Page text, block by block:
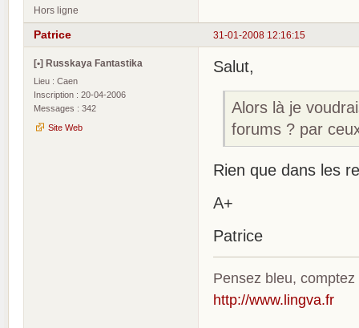
Hors ligne
31-01-2008 12:16:15
Patrice
[•] Russkaya Fantastika
Lieu : Caen
Inscription : 20-04-2006
Messages : 342
Site Web
Salut,
Alors là je
forums ? par
Rien que dans les
A+
Patrice
Pensez bleu, comptez
http://www.lingva.fr